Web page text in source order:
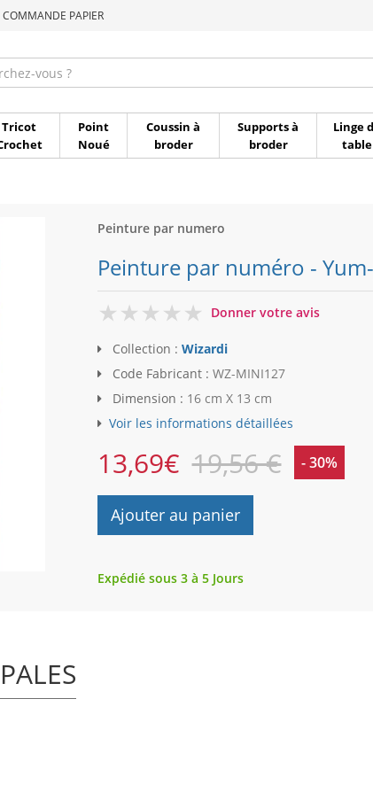
COMMANDE PAPIER
Tricot
Point
Noué
Coussin à
broder
Supports à
broder
Linge
table
Peinture par numero
Peinture par numéro -
0
Donner votre avis
Collection : Wizardi
Code Fabricant : WZ-MINI127
Dimension : 16 cm X 13 cm
Voir les informations détaillées
13,69€ 19,56 € - 30%
Ajouter au panier
Expédié sous 3 à 5 Jours